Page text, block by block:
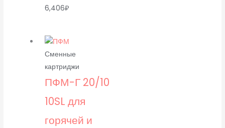
6,406₽
Сменные
картриджи
ПФМ-Г 20/10
10SL для
горячей и